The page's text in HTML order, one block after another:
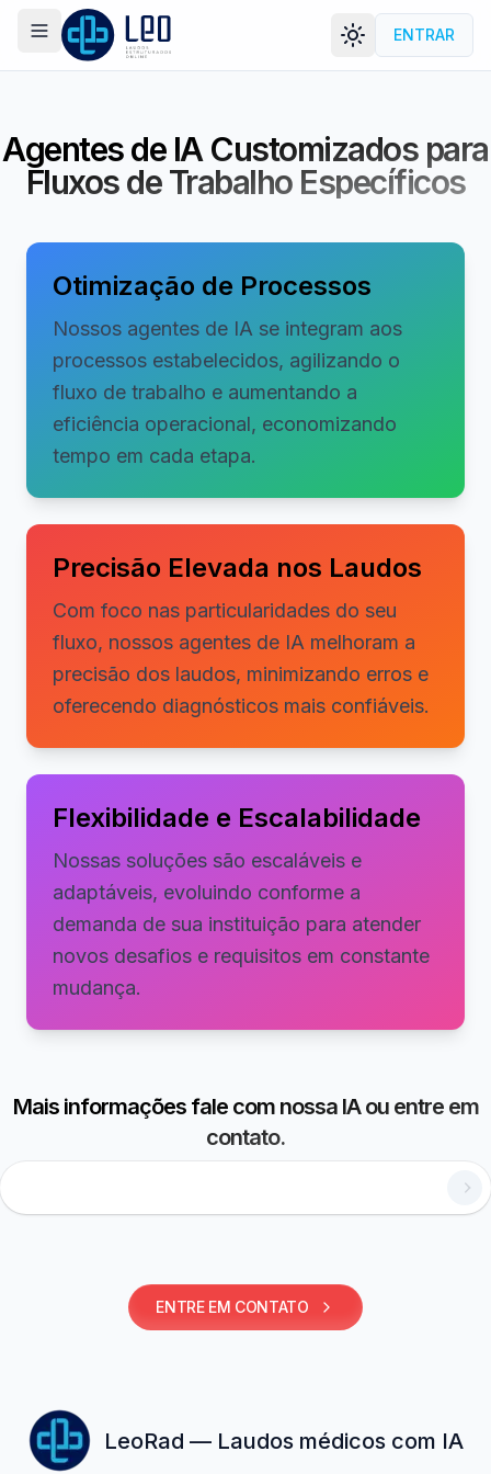
MenuLEORAD
ENTRAR
Agentes de IA Customizados para
Fluxos de Trabalho Específicos
Otimização de Processos
Nossos agentes de IA se integram aos
processos estabelecidos, agilizando o
fluxo de trabalho e aumentando a
eficiência operacional, economizando
tempo em cada etapa.
Precisão Elevada nos Laudos
Com foco nas particularidades do seu
fluxo, nossos agentes de IA melhoram a
precisão dos laudos, minimizando erros e
oferecendo diagnósticos mais confiáveis.
Flexibilidade e Escalabilidade
Nossas soluções são escaláveis e
adaptáveis, evoluindo conforme a
demanda de sua instituição para atender
novos desafios e requisitos em constante
mudança.
Mais informações fale com nossa IA ou entre em
contato.
ENTRE EM CONTATO
LeoRad — Laudos médicos com IA